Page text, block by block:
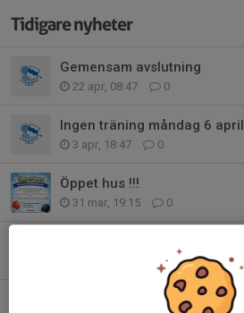
Tidigare nyheter
Gemensam avslutning
22 apr, 08:47 0
Ingen träning måndag 6 april
3 apr, 18:47 0
Öppet hus !!!
31 mar, 19:15 0
8
Zontävling i Sandsjöfors